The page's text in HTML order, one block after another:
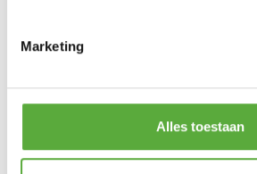
Marketing
Alles toestaan
Bo-Camp Stoelhoes Badstof M
€21,95
Je hebt nog geen